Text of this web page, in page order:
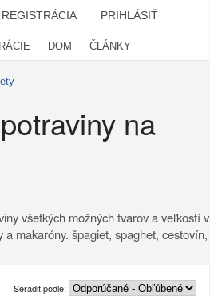
REGISTRÁCIA PRIHLÁSIŤ
DOM ČLÁNKY
na
všetkých možných tvarov a veľkostí v
makaróny. špagiet, spaghet, cestovín,
Seřadit podle: